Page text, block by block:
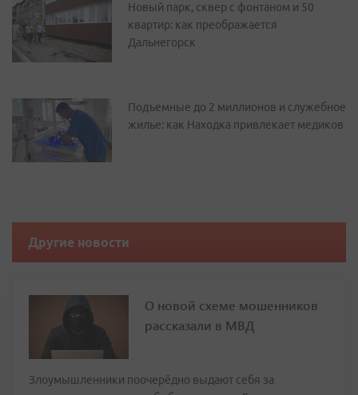
Новый парк, сквер с фонтаном и 50
квартир: как преображается
Дальнегорск
Подъемные до 2 миллионов и служебное
жилье: как Находка привлекает медиков
Другие новости
О новой схеме мошенников
рассказали в МВД
Злоумышленники поочерёдно выдают себя за